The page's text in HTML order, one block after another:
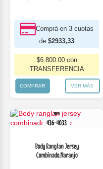
Comprá en 3 cuotas
de $2933,33
$6.800.00 con
TRANSFERENCIA
COMPRAR VER MÁS
436-4033
Body Ranglan Jersey
Combinado.Naranjo